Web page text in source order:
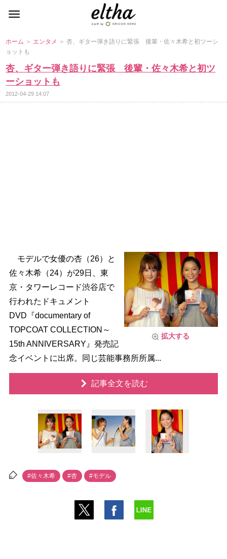
ホーム ＞ エンタメ ＞ 杏、ギター弾き語りに緊張 後輩・佐々木希と初ツーシ
ョットも
杏、ギター弾き語りに緊張 後輩・佐々木希と初ツ
ーショットも
2012-04-29 14:07
拡大する
モデルで女優の杏（26）と
佐々木希（24）が29日、東
京・タワーレコード渋谷店で
行われたドキュメント
DVD『documentary of
TOPCOAT COLLECTION～
15th ANNIVERSARY』発売記
念イベントに出席。同じ芸能事務所所属...
記事全文を読む
#佐々木希 #杏 #モデル